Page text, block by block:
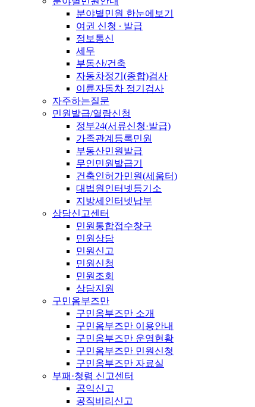
분야별민원 한눈에보기
여권 신청 ∙ 발급
정보통신
세무
부동산/건축
자동차정기(종합)검사
이륜자동차 정기검사
자주하는질문
민원발급/열람신청
정부24(서류신청·발급)
가족관계등록민원
부동산민원발급
무인민원발급기
건축인허가민원(세움터)
대법원인터넷등기소
지방세인터넷납부
상담신고센터
민원통합접수창구
민원상담
민원신고
민원신청
민원조회
상담지원
구민옴부즈만
구민옴부즈만 소개
구민옴부즈만 이용안내
구민옴부즈만 운영현황
구민옴부즈만 민원신청
구민옴부즈만 자료실
부패·청렴 신고센터
공익신고
공직비리신고